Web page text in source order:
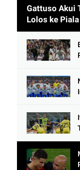
Gattuso Akui
Lolos ke